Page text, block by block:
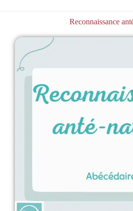
Reconnaissance